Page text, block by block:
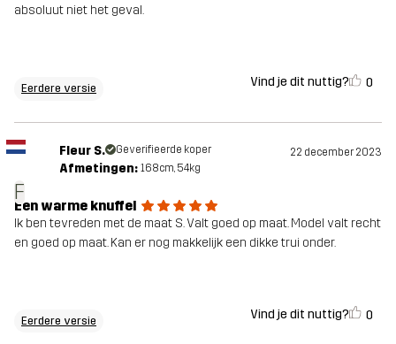
absoluut niet het geval.
Eerdere versie Vind je dit nuttig? 0
F
Fleur S. Geverifieerde koper 22 december 2023
Afmetingen: 168cm, 54kg
Een warme knuffel
Ik ben tevreden met de maat S. Valt goed op maat. Model valt recht
en goed op maat. Kan er nog makkelijk een dikke trui onder.
Eerdere versie Vind je dit nuttig? 0